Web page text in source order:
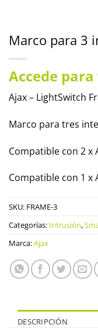
Marco para 3
Accede
Ajax – LightSwitch
Marco para tres
Compatible con 2 x
Compatible con 1 x
SKU: FRAME-3
Categorías: Intrusión,
Marca:Ajax
DESCRIPCIÓN